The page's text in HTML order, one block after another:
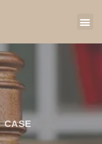
CASE